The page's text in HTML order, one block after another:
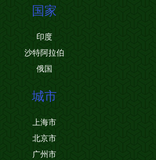
国家
印度
沙特阿拉伯
俄国
城市
上海市
北京市
广州市